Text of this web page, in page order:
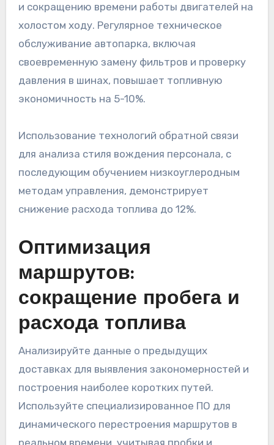
и сокращению времени работы двигателей на
холостом ходу. Регулярное техническое
обслуживание автопарка, включая
своевременную замену фильтров и проверку
давления в шинах, повышает топливную
экономичность на 5-10%.
Использование технологий обратной связи
для анализа стиля вождения персонала, с
последующим обучением низкоуглеродным
методам управления, демонстрирует
снижение расхода топлива до 12%.
Оптимизация
маршрутов:
сокращение пробега и
расхода топлива
Анализируйте данные о предыдущих
доставках для выявления закономерностей и
построения наиболее коротких путей.
Используйте специализированное ПО для
динамического перестроения маршрутов в
реальном времени, учитывая пробки и